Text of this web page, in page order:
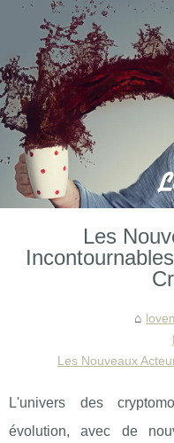
Les
Les Nouveaux
L'univers des
évolution, avec de